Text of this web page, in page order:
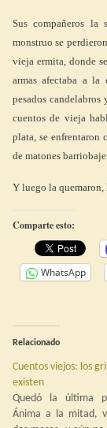
Sus compañeros
monstruo se
vieja ermita, donde
armas afectaba a
pesados
cuentos de vieja
plata, se enfrentaron
de matones
Y luego la quemaron,
Comparte esto:
WhatsApp
Relacionado
Cuentos viejos: los
existen
Quedó la última
Ánima a la mitad,